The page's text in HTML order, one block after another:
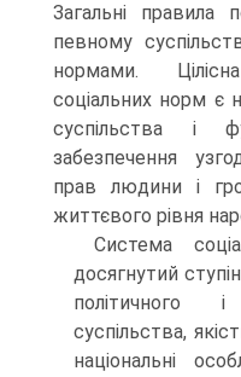
Загальні правила
певному
нормами.
соціальних норм є
суспільства і
забезпечення
прав людини і
життєвого рівня
Система
досягнутий
політичного
суспільства,
національні